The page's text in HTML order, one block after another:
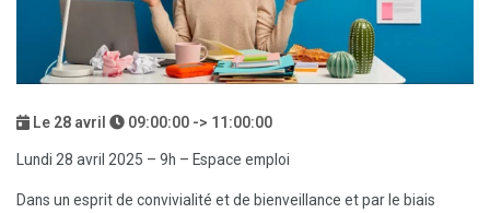
Le 28 avril 09:00:00 -> 11:00:00
Lundi 28 avril 2025 – 9h – Espace emploi
Dans un esprit de convivialité et de bienveillance et par le biais